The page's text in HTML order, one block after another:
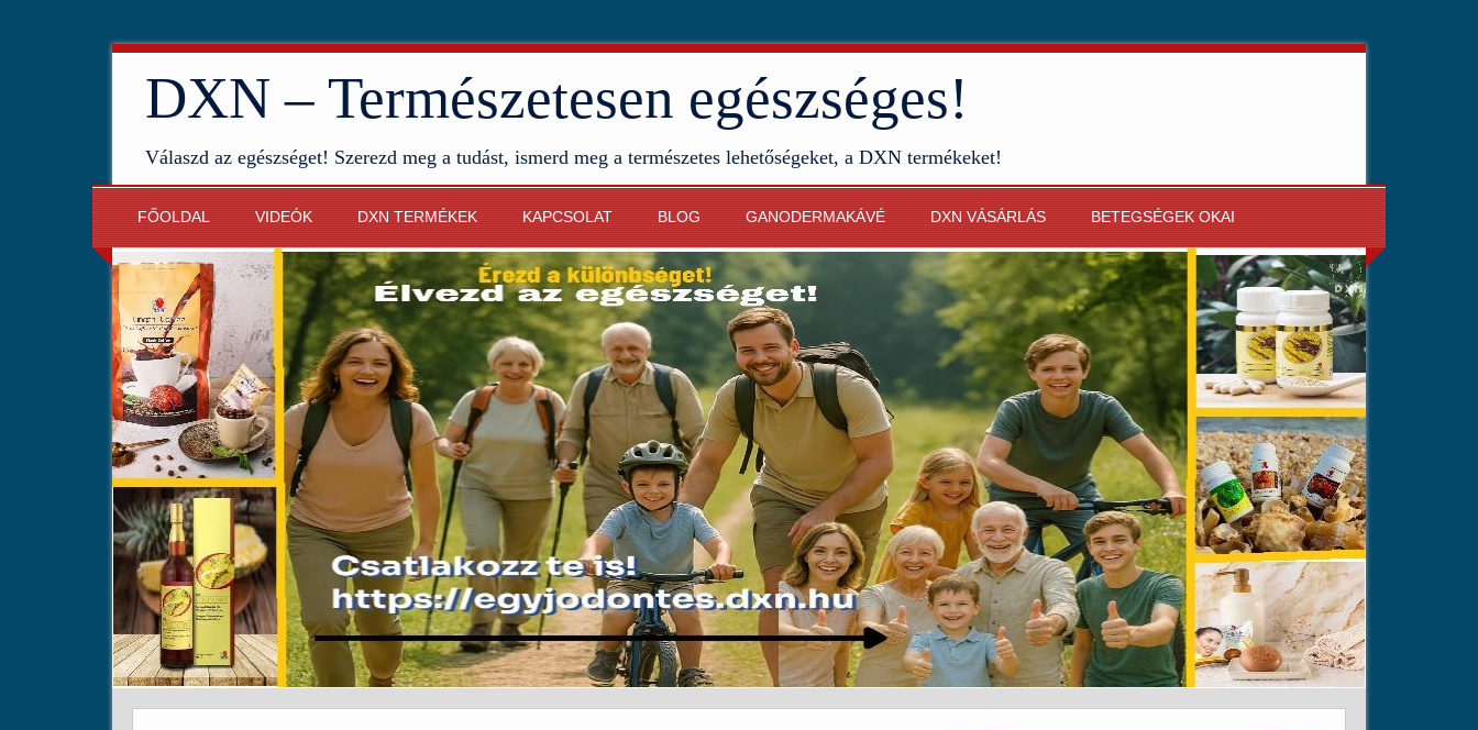
DXN – Természetesen egészséges!
Válaszd az egészséget! Szerezd meg a tudást, ismerd meg a természetes lehetőségeket, a DXN termékeket!
FŐOLDAL VIDEÓK DXN TERMÉKEK KAPCSOLAT BLOG GANODERMAKÁVÉ DXN VÁSÁRLÁS BETEGSÉGEK OKAI